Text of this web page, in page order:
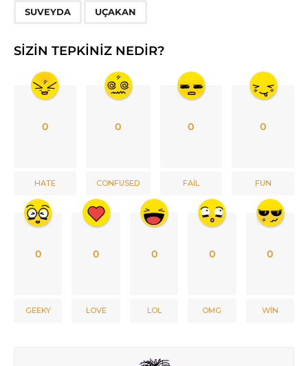
SUVEYDA UÇAKAN
SIZIN TEPKINIZ NEDIR?
0
HATE
0
CONFUSED
0
FAIL
0
FUN
0
GEEKY
0
LOVE
0
LOL
0
OMG
0
WIN